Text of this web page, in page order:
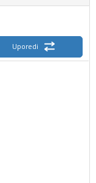
Uporedi